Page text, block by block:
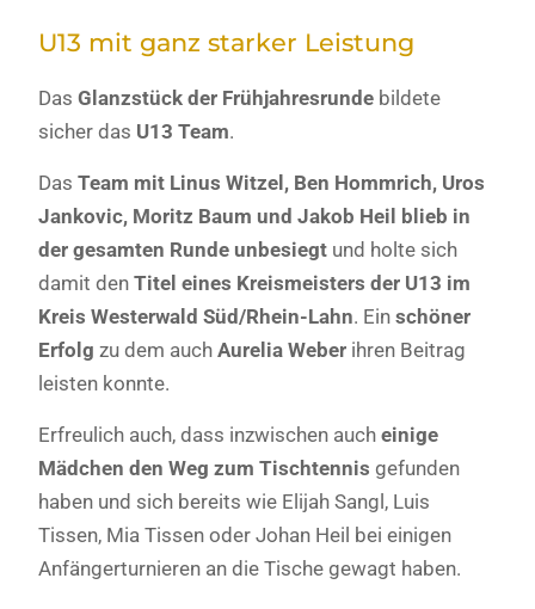
U13 mit ganz starker Leistung
Das Glanzstück der Frühjahresrundebildete
sicher das U13 Team.
Das Team mit Linus Witzel, Ben Hommrich, Uros
Jankovic, Moritz Baum und Jakob Heil blieb in
der gesamten Runde unbesiegtund holte sich
damit den Titel eines Kreismeisters der U13 im
Kreis Westerwald Süd/Rhein-Lahn. Ein schöner
Erfolg zu dem auch Aurelia Weberihren Beitrag
leisten konnte.
Erfreulich auch, dass inzwischen auch einige
Mädchen den Weg zum Tischtennis gefunden
haben und sich bereits wie Elijah Sangl, Luis
Tissen, Mia Tissen oder Johan Heil bei einigen
Anfängerturnieren an die Tische gewagt haben.